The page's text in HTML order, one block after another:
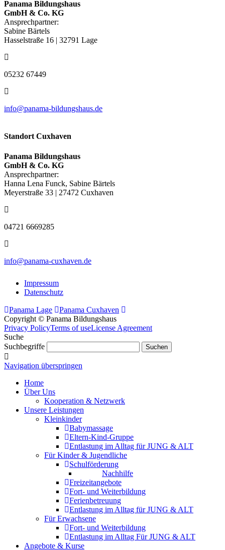
Panama Bildungshaus
GmbH & Co. KG
Ansprechpartner:
Sabine Bärtels
Hasselstraße 16 | 32791 Lage
05232 67449
info@panama-bildungshaus.de
Standort Cuxhaven
Panama Bildungshaus
GmbH & Co. KG
Ansprechpartner:
Hanna Lena Funck, Sabine Bärtels
Meyerstraße 33 | 27472 Cuxhaven
04721 6669285
info@panama-cuxhaven.de
Impressum
Datenschutz
Panama Lage
Panama Cuxhaven
Copyright © Panama Bildungshaus
Privacy PolicyTerms of useLicense Agreement
Suche
Suchbegriffe
Navigation überspringen
Home
Über Uns
Kooperation & Netzwerk
Unsere Leistungen
Kleinkinder
Babymassage
Eltern-Kind-Gruppe
Entlastung im Alltag für JUNG & ALT
Für Kinder & Jugendliche
Schulförderung
Nachhilfe
Freizeitangebote
Fort- und Weiterbildung
Ferienbetreuung
Entlastung im Alltag für JUNG & ALT
Für Erwachsene
Fort- und Weiterbildung
Entlastung im Alltag Für JUNG & ALT
Angebote & Kurse